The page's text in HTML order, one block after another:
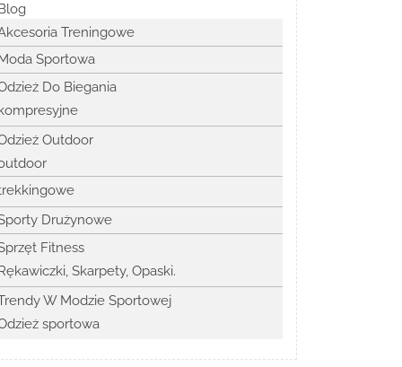
Treningowe
Sportowa
Do Biegania
Outdoor
Drużynowe
Fitness
Skarpety, Opaski.
W Modzie Sportowej
sportowa